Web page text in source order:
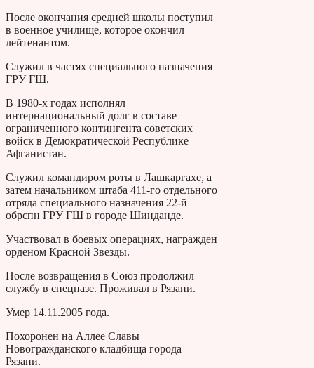
После окончания средней школы поступил
в военное училище, которое окончил
лейтенантом.
Служил в частях специального назначения
ГРУ ГШ.
В 1980-х годах исполнял
интернациональный долг в составе
ограниченного контингента советских
войск в Демократической Республике
Афганистан.
Служил командиром роты в Лашкаргахе, а
затем начальником штаба 411-го отдельного
отряда специального назначения 22-й
обрспн ГРУ ГШ в городе Шинданде.
Участвовал в боевых операциях, награжден
орденом Красной Звезды.
После возвращения в Союз продолжил
службу в спецназе. Проживал в Рязани.
Умер 14.11.2005 года.
Похоронен на Аллее Славы
Новогражданского кладбища города
Рязани.